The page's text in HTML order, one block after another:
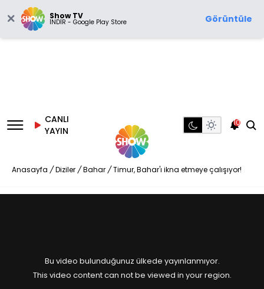
Show TV
İNDİR - Google Play Store Görüntüle
CANLI
YAYIN
10
Anasayfa / Diziler / Bahar / Timur, Bahar'ı ikna etmeye çalışıyor!
Bu video bulunduğunuz ülkede yayınlanmıyor.
This video content can not be viewed in your region.